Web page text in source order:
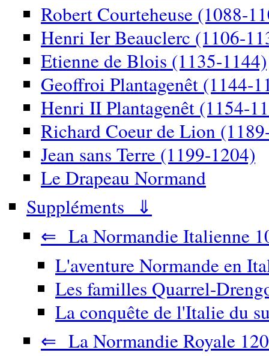
Robert Courteheuse (1088-
Henri Ier Beauclerc (1106-
Etienne de Blois (1135-1144)
Geoffroi Plantagenêt (1144-
Henri II Plantagenêt (1154-
Richard Coeur de Lion
Jean sans Terre (1199-1204)
Le Drapeau Normand
Suppléments ⇓
⇐ La Normandie Italienne
L'aventure Normande en
Les familles Quarrel-
La conquête de l'Italie du
⇐ La Normandie Royale